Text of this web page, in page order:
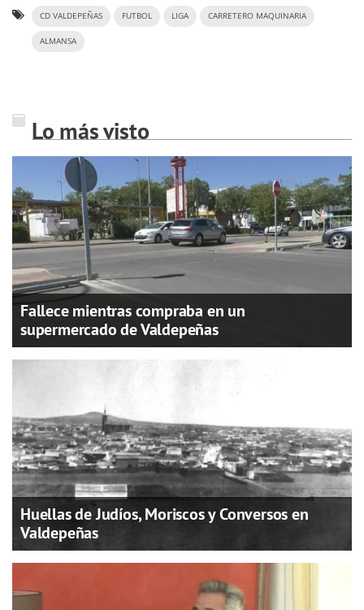
CD VALDEPEÑAS FUTBOL LIGA CARRETERO MAQUINARIA
ALMANSA
Lo más visto
Fallece mientras compraba en un
supermercado de Valdepeñas
Huellas de Judíos, Moriscos y Conversos en
Valdepeñas